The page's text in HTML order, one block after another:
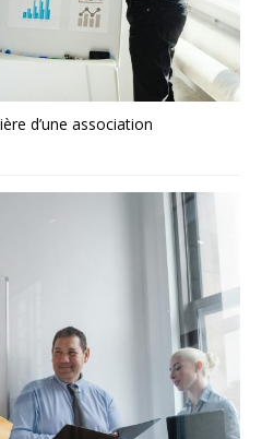
d’une association